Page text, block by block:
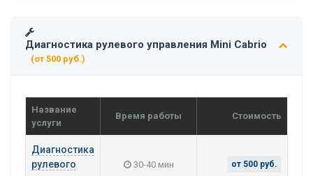
Диагностика рулевого управления Mini Cabrio
(от 500 руб.)
Название
услуги
Время работы Стоимость
Диагностика
рулевого
30-40 мин от 500 руб.